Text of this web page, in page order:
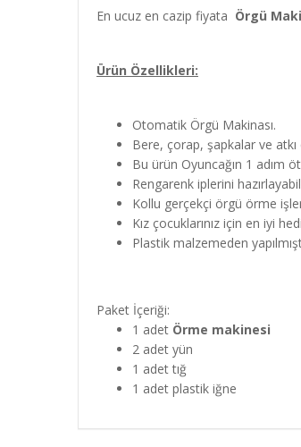
En ucuz en cazip fiyata Örgü
Ürün Özellikleri:
Otomatik Örgü Makinası.
Bere, çorap, şapkalar ve
Bu ürün Oyuncağın 1 adım
Rengarenk iplerini
Kollu gerçekçi örgü örme
Kız çocuklarınız için en iyi
Plastik malzemeden
Paket İçeriği:
1 adet Örme makinesi
2 adet yün
1 adet tığ
1 adet plastik iğne